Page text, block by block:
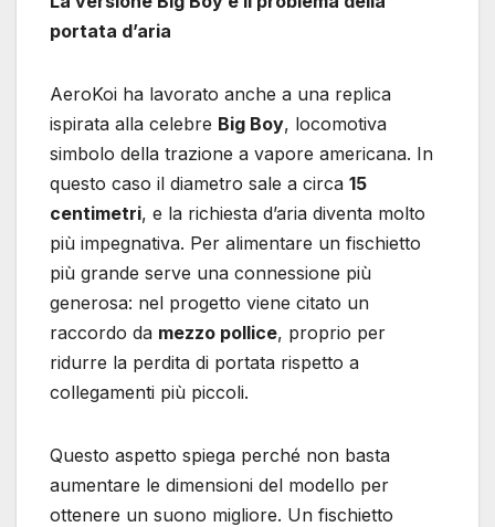
portata d’aria
AeroKoi ha lavorato anche a una replica
ispirata alla celebre Big Boy, locomotiva
simbolo della trazione a vapore americana. In
questo caso il diametro sale a circa 15
centimetri, e la richiesta d’aria diventa molto
più impegnativa. Per alimentare un fischietto
più grande serve una connessione più
generosa: nel progetto viene citato un
raccordo da mezzo pollice, proprio per
ridurre la perdita di portata rispetto a
collegamenti più piccoli.
Questo aspetto spiega perché non basta
aumentare le dimensioni del modello per
ottenere un suono migliore. Un fischietto